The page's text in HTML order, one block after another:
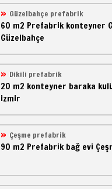
Güzelbahçe prefabrik
60 m2 Prefabrik konteyner
Güzelbahçe
Dikili prefabrik
20 m2 konteyner baraka
izmir
Çeşme prefabrik
90 m2 Prefabrik bağ evi